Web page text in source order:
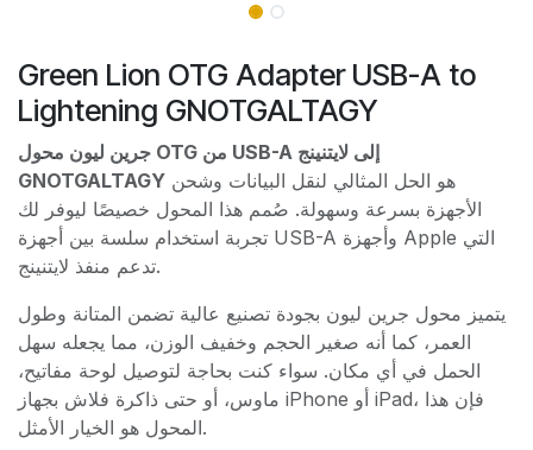
Green Lion OTG Adapter USB-A to
Lightening GNOTGALTAGY
جرين ليون محول OTG من USB-A إلى لايتنينج
GNOTGALTAGY
الأجهزة بسرعة وسهولة. صُمم هذا المحول خصيصًا ليوفر لك
تجربة استخدام سلسة بين أجهزة USB-A وأجهزة Apple التي
تدعم منفذ لايتنينج.
يتميز محول جرين ليون بجودة تصنيع عالية تضمن المتانة وطول
العمر، كما أنه صغير الحجم وخفيف الوزن، مما يجعله سهل
الحمل في أي مكان. سواء كنت بحاجة لتوصيل لوحة مفاتيح،
ماوس، أو حتى ذاكرة فلاش بجهاز iPhone أو iPad، فإن هذا
المحول هو الخيار الأمثل.